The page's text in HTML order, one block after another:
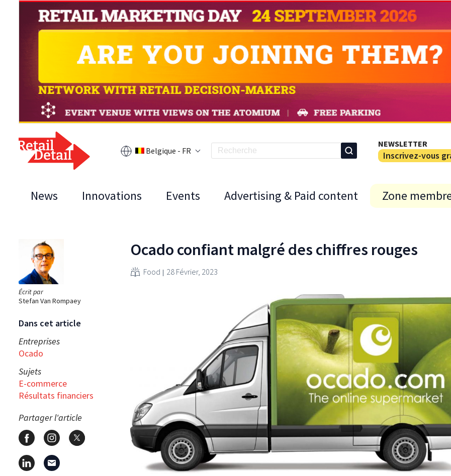
Belgique - FR
NEWSLETTER
Inscrivez-vous
News Innovations Events Advertising & Paid content Zone
Écrit par
Stefan Van Rompaey
Dans cet article
Entreprises
Ocado
Sujets
E-commerce
Résultats financiers
Partager l'article
Ocado confiant malgré des chiffres rouges
Food 28 Février, 2023